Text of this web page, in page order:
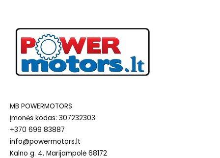
MB POWERMOTORS
Įmonės kodas: 307232303
+370 699 83887
info@powermotors.lt
Kalno g. 4, Marijampolė 68172